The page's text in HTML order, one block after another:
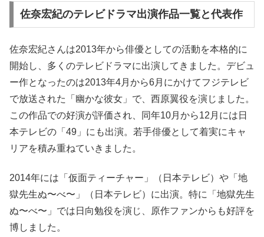
佐奈宏紀のテレビドラマ出演作品一覧と代表作
佐奈宏紀さんは2013年から俳優としての活動を本格的に
開始し、多くのテレビドラマに出演してきました。デビュ
ー作となったのは2013年4月から6月にかけてフジテレビ
で放送された「幽かな彼女」で、西原翼役を演じました。
この作品での好演が評価され、同年10月から12月には日
本テレビの「49」にも出演。若手俳優として着実にキャ
リアを積み重ねていきました。
2014年には「仮面ティーチャー」（日本テレビ）や「地
獄先生ぬ〜べ〜」（日本テレビ）に出演。特に「地獄先生
ぬ〜べ〜」では日向勉役を演じ、原作ファンからも好評を
博しました。